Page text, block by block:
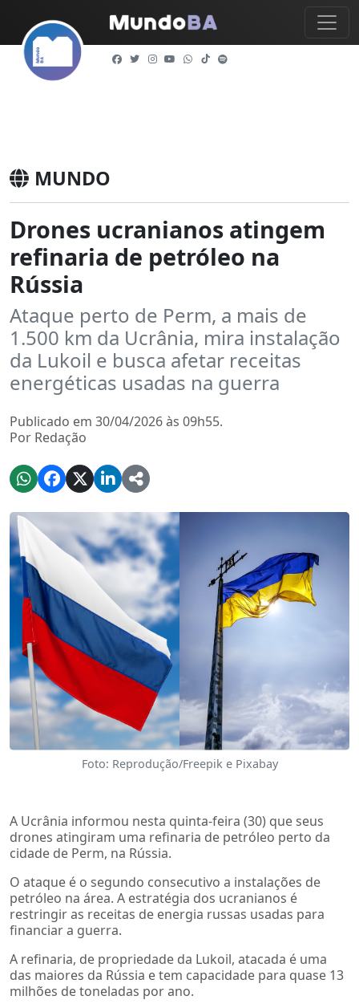
MUNDO
Drones ucranianos atingem
refinaria de petróleo na
Rússia
Ataque perto de Perm, a mais de
1.500 km da Ucrânia, mira instalação
da Lukoil e busca afetar receitas
energéticas usadas na guerra
Publicado em 30/04/2026 às 09h55.
Por Redação
Foto: Reprodução/Freepik e Pixabay
A Ucrânia informou nesta quinta-feira (30) que seus
drones atingiram uma refinaria de petróleo perto da
cidade de Perm, na Rússia.
O ataque é o segundo consecutivo a instalações de
petróleo na área. A estratégia dos ucranianos é
restringir as receitas de energia russas usadas para
financiar a guerra.
A refinaria, de propriedade da Lukoil, atacada é uma
das maiores da Rússia e tem capacidade para quase 13
milhões de toneladas por ano.